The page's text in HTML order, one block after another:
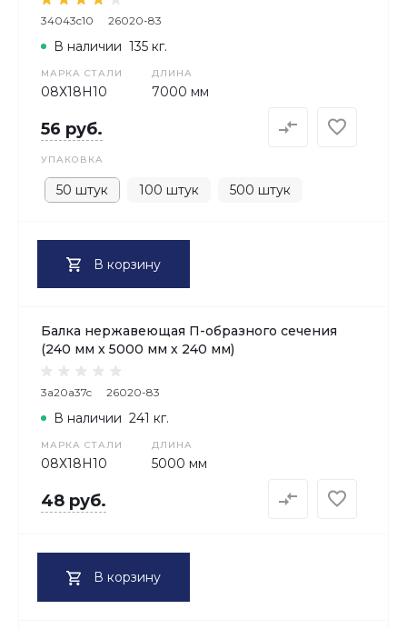
34043c10 26020-83
МАРКА СТАЛИ
08Х18H10
ДЛИНА
7000 мм
В наличии 135 кг.
56 руб.
УПАКОВКА
50 штук 100 штук 500 штук
В корзину
Балка нержавеющая П-образного сечения
(240 мм х 5000 мм х 240 мм)
3a20a37c 26020-83
МАРКА СТАЛИ
08Х18H10
ДЛИНА
5000 мм
В наличии 241 кг.
48 руб.
В корзину